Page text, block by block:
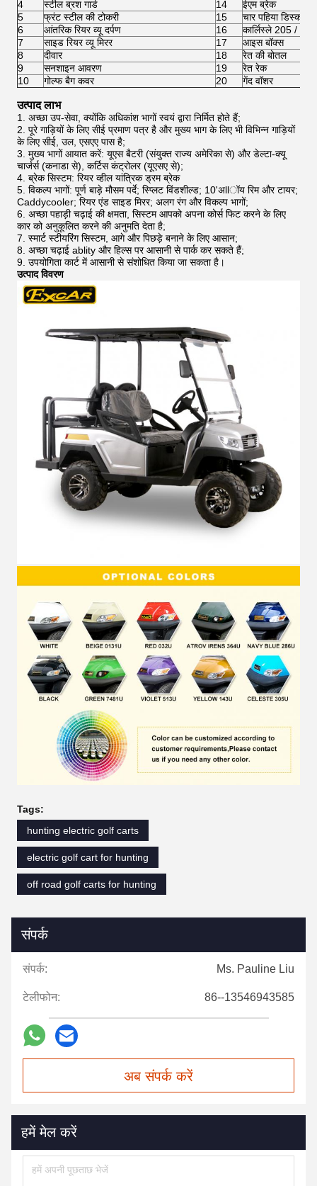
4 स्टील ब्रश गार्ड 14
ईएम ब्रेक
5
फ्रंट स्टील की टोकरी 15
चार पहिया डिस्क
6
आंतरिक रियर व्यू दर्पण 16
कार्लिस्ले 205 /
7
साइड रियर व्यू मिरर 17
आइस बॉक्स
8
दीवार 18
रेत की बोतल
9
सनशाइन आवरण 19
रेत रेक
10
गोल्फ बैग कवर 20 गेंद वॉशर
उत्पाद लाभ
1. अच्छा उप-सेवा, क्योंकि अधिकांश भागों स्वयं द्वारा निर्मित होते हैं;
2. पूरे गाड़ियों के लिए सीई प्रमाण पत्र है और मुख्य भाग के लिए भी विभिन्न गाड़ियों
के लिए सीई, उल, एसएए पास है;
3. मुख्य भागों आयात करें: यूएस बैटरी (संयुक्त राज्य अमेरिका से) और डेल्टा-क्यू
चार्जर्स (कनाडा से), कर्टिस कंट्रोलर (यूएसए से);
4. ब्रेक सिस्टम: रियर व्हील यांत्रिक ड्रम ब्रेक
5. विकल्प भागों: पूर्ण बाड़े मौसम पर्दे; स्प्लिट विंडशील्ड; 10'अllॉय रिम और टायर;
Caddycooler; रियर एंड साइड मिरर; अलग रंग और विकल्प भागों;
6. अच्छा पहाड़ी चढ़ाई की क्षमता, सिस्टम आपको अपना कोर्स फिट करने के लिए
कार को अनुकूलित करने की अनुमति देता है;
7. स्मार्ट स्टीयरिंग सिस्टम, आगे और पिछड़े बनाने के लिए आसान;
8. अच्छा चढ़ाई ablity और हिल्स पर आसानी से पार्क कर सकते हैं;
9. उपयोगिता कार्ट में आसानी से संशोधित किया जा सकता है।
उत्पाद विवरण
Tags:
hunting electric golf carts
electric golf cart for hunting
off road golf carts for hunting
संपर्क
संपर्क: Ms. Pauline Liu
टेलीफोन: 86--13546943585
अब संपर्क करें
हमें मेल करें